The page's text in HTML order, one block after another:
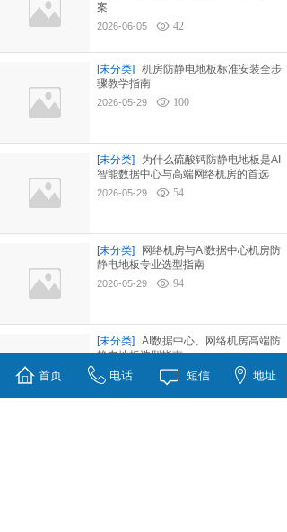
案
2026-06-05 42
[未分类]
机房防静电地板标准安装全步
骤教学指南
2026-05-29 100
[未分类]
为什么硫酸钙防静电地板是AI
智能数据中心与高端网络机房的首选
2026-05-29 54
[未分类]
网络机房与AI数据中心机房防
静电地板专业选型指南
2026-05-29 94
[未分类]
AI数据中心、网络机房高端防
静电地板选型指南
2026-05-29 92
首页 电话 短信 地址